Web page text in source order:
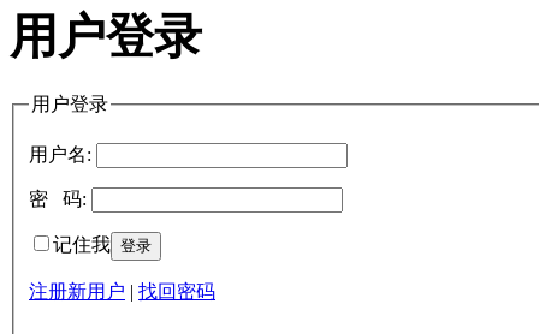
用户登录
用户登录
用户名:
密 码:
记住我
注册新用户 找回密码